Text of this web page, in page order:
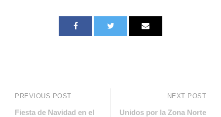
PREVIOUS POST
Fiesta de Navidad en el
NEXT POST
Unidos por la Zona Norte